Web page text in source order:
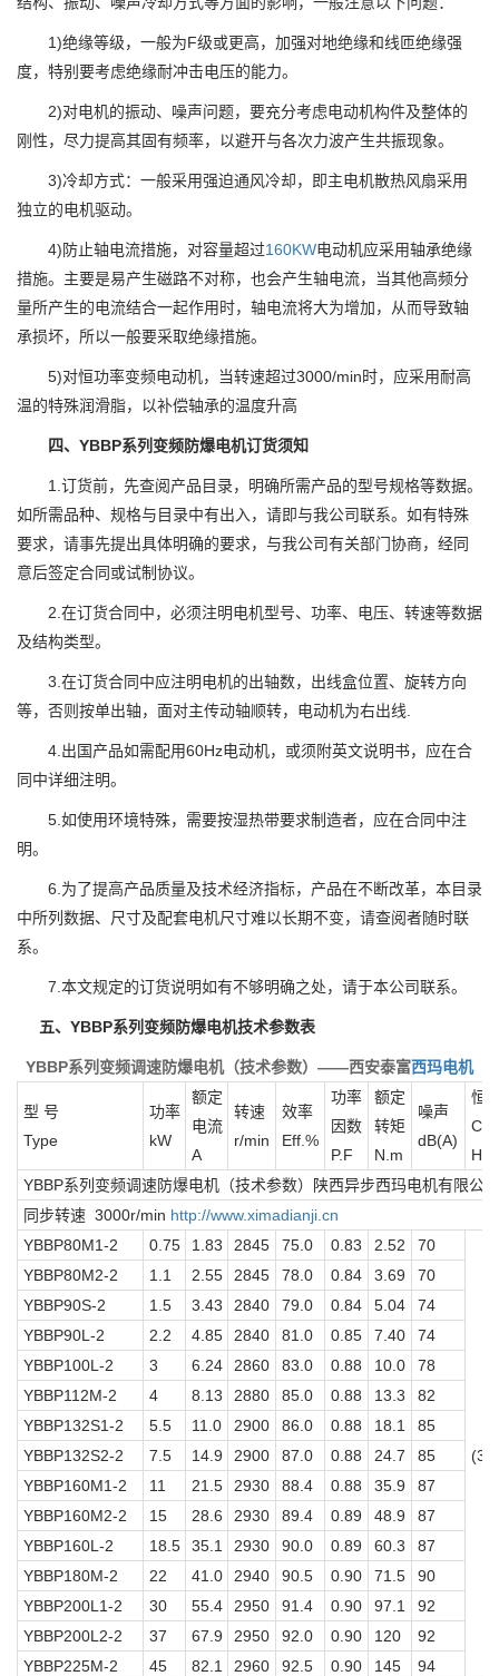
1)绝缘等级，一般为F级或更高，加强对地绝缘和线匝绝缘强
度，特别要考虑绝缘耐冲击电压的能力。
2)对电机的振动、噪声问题，要充分考虑电动机构件及整体的
刚性，尽力提高其固有频率，以避开与各次力波产生共振现象。
3)冷却方式：一般采用强迫通风冷却，即主电机散热风扇采用
独立的电机驱动。
4)防止轴电流措施，对容量超过160KW电动机应采用轴承绝缘
措施。主要是易产生磁路不对称，也会产生轴电流，当其他高频分
量所产生的电流结合一起作用时，轴电流将大为增加，从而导致轴
承损坏，所以一般要采取绝缘措施。
5)对恒功率变频电动机，当转速超过3000/min时，应采用耐高
温的特殊润滑脂，以补偿轴承的温度升高
四、YBBP系列变频防爆电机订货须知
1.订货前，先查阅产品目录，明确所需产品的型号规格等数据。
如所需品种、规格与目录中有出入，请即与我公司联系。如有特殊
要求，请事先提出具体明确的要求，与我公司有关部门协商，经同
意后签定合同或试制协议。
2.在订货合同中，必须注明电机型号、功率、电压、转速等数据
及结构类型。
3.在订货合同中应注明电机的出轴数，出线盒位置、旋转方向
等，否则按单出轴，面对主传动轴顺转，电动机为右出线.
4.出国产品如需配用60Hz电动机，或须附英文说明书，应在合
同中详细注明。
5.如使用环境特殊，需要按湿热带要求制造者，应在合同中注
明。
6.为了提高产品质量及技术经济指标，产品在不断改革，本目录
中所列数据、尺寸及配套电机尺寸难以长期不变，请查阅者随时联
系。
7.本文规定的订货说明如有不够明确之处，请于本公司联系。
五、YBBP系列变频防爆电机技术参数表
YBBP系列变频调速防爆电机（技术参数）——西安泰富西玛电机
型 号
Type
功率
kW
额定
电流
A
转速
r/min
效率
Eff.%
功率
因数
P.F
额定
转矩
N.m
噪声
dB(A)
恒
Hz
YBBP系列变频调速防爆电机（技术参数）
陕西异步西玛电机有限公司
同步转速 3000r/min http://www.ximadianji.cn
YBBP80M1-2
0.75 1.83 2845 75.0 0.83 2.52 70
YBBP80M2-2 1.1 2.55 2845 78.0 0.84 3.69
70
YBBP90S-2
1.5 3.43 2840 79.0 0.84 5.04
74
YBBP90L-2
2.2 4.85 2840 81.0 0.85 7.40
74
YBBP100L-2
3 6.24 2860 83.0 0.88 10.0
78
YBBP112M-2
4 8.13 2880 85.0 0.88 13.3
82
YBBP132S1-2
5.5 11.0 2900 86.0 0.88 18.1
85
YBBP132S2-2
7.5 14.9 2900 87.0 0.88 24.7
85
YBBP160M1-2
11 21.5 2930 88.4 0.88 35.9
87
YBBP160M2-2
15 28.6 2930 89.4 0.89 48.9
87
YBBP160L-2
18.5 35.1 2930 90.0 0.89 60.3
87
YBBP180M-2
22 41.0 2940 90.5 0.90 71.5
90
YBBP200L1-2
30 55.4 2950 91.4 0.90 97.1
92
YBBP200L2-2
37 67.9 2950 92.0 0.90 120
92
YBBP225M-2
45 82.1 2960 92.5 0.90 145 94